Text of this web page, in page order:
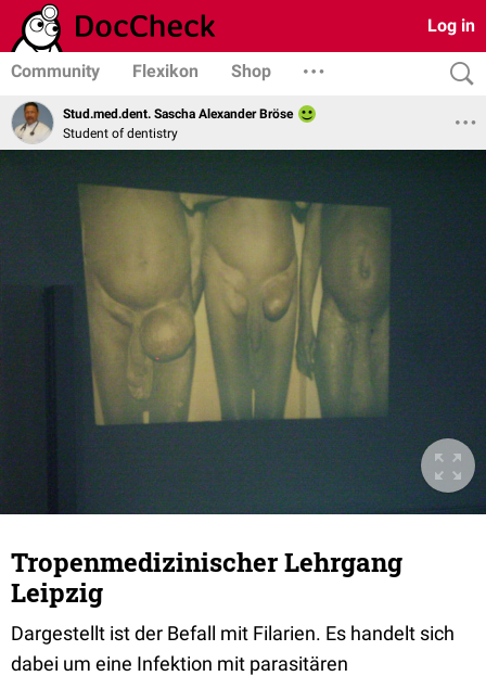
Log in
Community Flexikon Shop
Stud.med.dent. Sascha Alexander Bröse
Student of dentistry
Tropenmedizinischer Lehrgang
Leipzig
Dargestellt ist der Befall mit Filarien. Es handelt sich
dabei um eine Infektion mit parasitären